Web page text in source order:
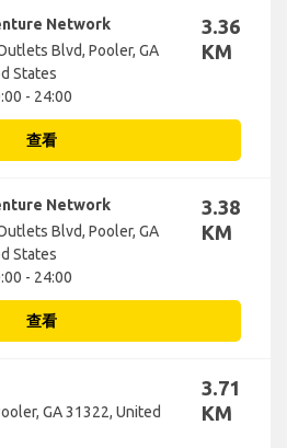
Network
Blvd, Pooler, GA
States
- 24:00
3.36
KM
查看
Network
Blvd, Pooler, GA
States
- 24:00
3.38
KM
查看
GA 31322, United
3.71
KM